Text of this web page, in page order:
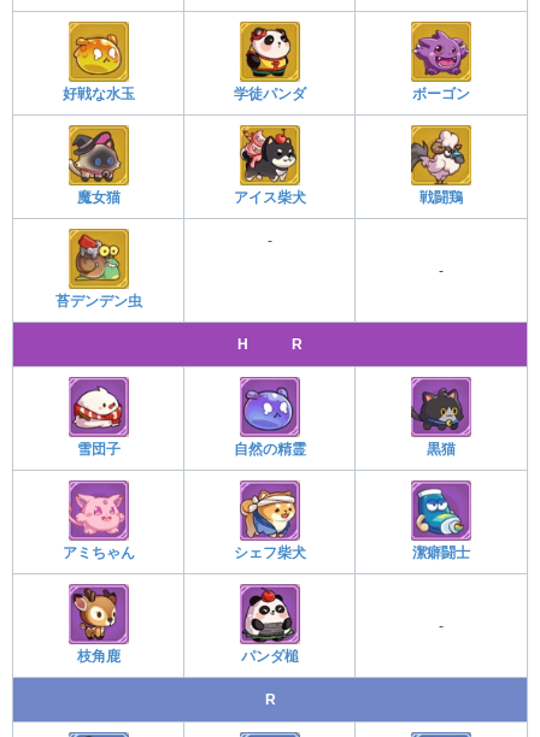
好戦な水玉 学徒パンダ ボーゴン
魔女猫 アイス柴犬 戦闘鶏
苔デンデン虫
-
-
H R
雪団子 自然の精霊 黒猫
アミちゃん シェフ柴犬 潔癖闘士
枝角鹿 パンダ槌
-
R